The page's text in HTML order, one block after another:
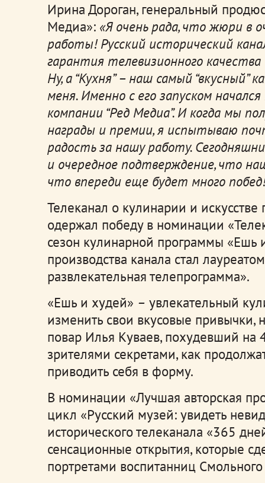
Ирина Дороган, генеральный
Медиа»: «Я очень рада, что жюри в
работы! Русский исторический
гарантия телевизионного
Ну, а “Кухня” – наш самый “вкусный”
меня. Именно с его запуском
компании “Ред Медиа”. И когда мы
награды и премии, я испытываю
радость за нашу работу.
и очередное подтверждение, что
что впереди еще будет много
Телеканал о кулинарии и
одержал победу в номинации
сезон кулинарной программы «Ешь
производства канала стал
развлекательная телепрограмма».
«Ешь и худей» – увлекательный
изменить свои вкусовые
повар Илья Куваев, похудевший на
зрителями секретами, как
приводить себя в форму.
В номинации «Лучшая авторская
цикл «Русский музей: увидеть
исторического телеканала «365
сенсационные открытия, которые
портретами воспитанниц Смольного